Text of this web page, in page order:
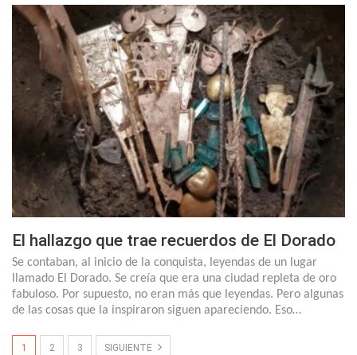
El hallazgo que trae recuerdos de El Dorado
Se contaban, al inicio de la conquista, leyendas de un lugar
llamado El Dorado. Se creía que era una ciudad repleta de oro
fabuloso. Por supuesto, no eran más que leyendas. Pero algunas
de las cosas que la inspiraron siguen apareciendo. Eso…
1 2 3 SIGUIENTE